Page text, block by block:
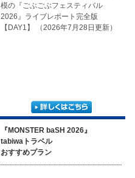
模の『ごぶごぶフェスティバル
2026』 ライブレポート完全版
【DAY1】
（2026年7月28日更新）
『MONSTER baSH 2026』
tabiwaトラベル
おすすめプラン